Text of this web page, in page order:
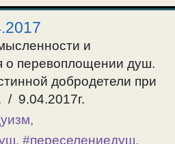
Но церковники (слуги
в своих библейских
и
о перевоплощении душ.
добродетели при
/ 9.04.2017г.
,
, #переселениедуш,